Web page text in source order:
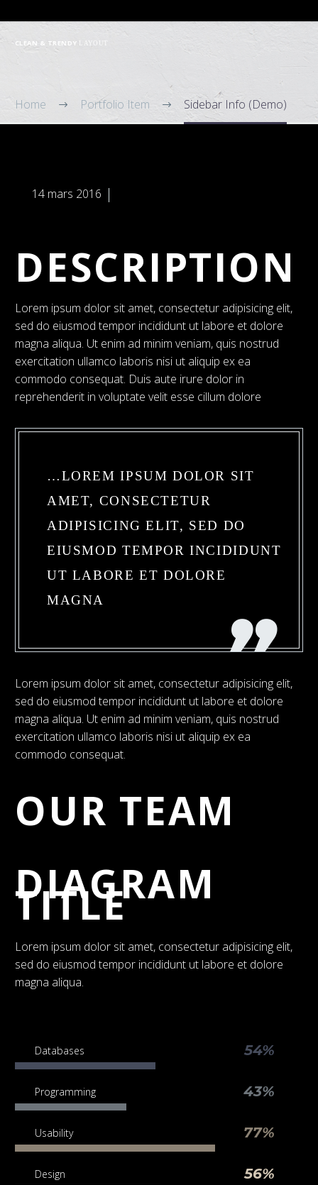
CLEAN & TRENDY LAYOUT
Home Portfolio Item Sidebar Info (Demo)
14 mars 2016
DESCRIPTION
Lorem ipsum dolor sit amet, consectetur adipisicing elit,
sed do eiusmod tempor incididunt ut labore et dolore
magna aliqua. Ut enim ad minim veniam, quis nostrud
exercitation ullamco laboris nisi ut aliquip ex ea
commodo consequat. Duis aute irure dolor in
reprehenderit in voluptate velit esse cillum dolore
…LOREM IPSUM DOLOR SIT
AMET, CONSECTETUR
ADIPISICING ELIT, SED DO
EIUSMOD TEMPOR INCIDIDUNT
UT LABORE ET DOLORE
MAGNA
Lorem ipsum dolor sit amet, consectetur adipisicing elit,
sed do eiusmod tempor incididunt ut labore et dolore
magna aliqua. Ut enim ad minim veniam, quis nostrud
exercitation ullamco laboris nisi ut aliquip ex ea
commodo consequat.
OUR TEAM
DIAGRAM
TITLE
Lorem ipsum dolor sit amet, consectetur adipisicing elit,
sed do eiusmod tempor incididunt ut labore et dolore
magna aliqua.
Databases 54%
Programming 43%
Usability 77%
Design 56%